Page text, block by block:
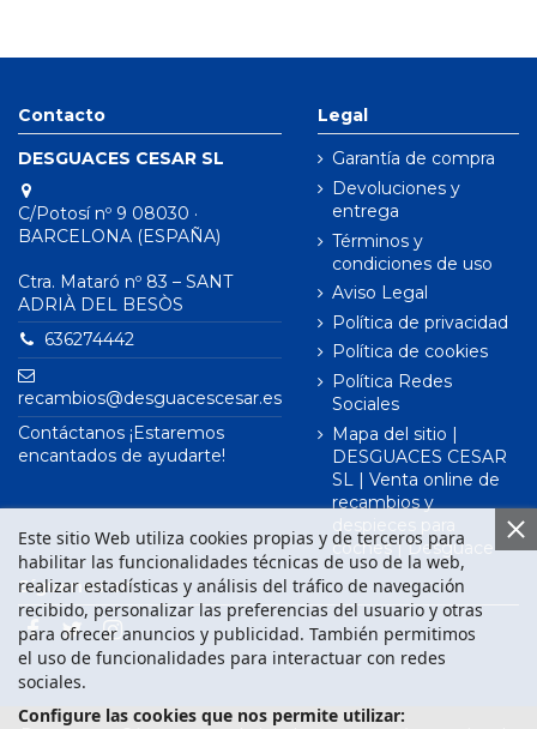
Contacto
DESGUACES CESAR SL
C/Potosí nº 9 08030 ·
BARCELONA (ESPAÑA)
Ctra. Mataró nº 83 – SANT
ADRIÀ DEL BESÒS
636274442
recambios@desguacescesar.es
Contáctanos ¡Estaremos
encantados de ayudarte!
Legal
Garantía de compra
Devoluciones y
entrega
Términos y
condiciones de uso
Aviso Legal
Política de privacidad
Política de cookies
Política Redes
Sociales
Mapa del sitio |
DESGUACES CESAR
SL | Venta online de
recambios y
despieces para
coches | Desguace
Este sitio Web utiliza cookies propias y de terceros para
habilitar las funcionalidades técnicas de uso de la web,
realizar estadísticas y análisis del tráfico de navegación
recibido, personalizar las preferencias del usuario y otras
para ofrecer anuncios y publicidad. También permitimos
el uso de funcionalidades para interactuar con redes
sociales.
Configure las cookies que nos permite utilizar:
Síguenos en